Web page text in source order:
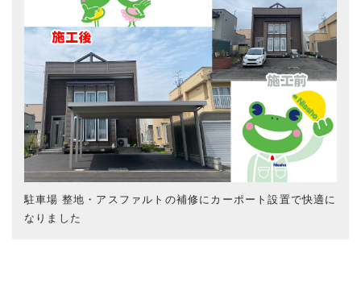
駐車場 整地・アスファルトの補修にカーポート設置で快適に
なりました